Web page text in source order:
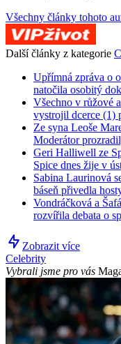
Všechny články tohoto
Další články z kategorie
Upřímná zpráva o
natočila osobitý
Všechno v růžové
vystrojil dcerce (1)
Ze syna Leoše
Moderátor
Geri Halliwell ze
Spice dnes žije v
Sabina Laurinová
báseň přivedla
Vondráčková a
rozvířila debata o
Zobrazit více
Celebrity
Vybrali jsme pro vás